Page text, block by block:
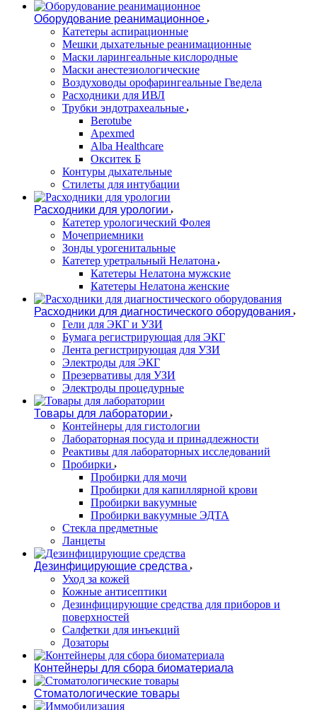
Оборудование реанимационное
Катетеры аспирационные
Мешки дыхательные реанимационные
Маски ларингеальные кислородные
Маски анестезиологические
Воздуховоды орофарингеальные Гведела
Расходники для ИВЛ
Трубки эндотрахеальные
Berotube
Apexmed
Alba Healthcare
Окситек Б
Контуры дыхательные
Стилеты для интубации
Расходники для урологии
Катетер урологический Фолея
Мочеприемники
Зонды урогенитальные
Катетер уретральный Нелатона
Катетеры Нелатона мужские
Катетеры Нелатона женские
Расходники для диагностического оборудования
Гели для ЭКГ и УЗИ
Бумага регистрирующая для ЭКГ
Лента регистрирующая для УЗИ
Электроды для ЭКГ
Презервативы для УЗИ
Электроды процедурные
Товары для лаборатории
Контейнеры для гистологии
Лабораторная посуда и принадлежности
Реактивы для лабораторных исследований
Пробирки
Пробирки для мочи
Пробирки для капиллярной крови
Пробирки вакуумные
Пробирки вакуумные ЭДТА
Стекла предметные
Ланцеты
Дезинфицирующие средства
Уход за кожей
Кожные антисептики
Дезинфицирующие средства для приборов и
поверхностей
Салфетки для инъекций
Дозаторы
Контейнеры для сбора биоматериала
Стоматологические товары